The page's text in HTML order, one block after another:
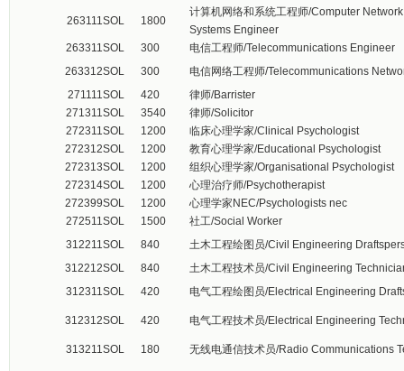
263111SOL 1800
计算机网络和系统工程师/Computer
Systems Engineer
263311SOL 300
电信工程师/Telecommunications Engineer
263312SOL 300
电信网络工程师/Telecommunications
271111SOL 420
律师/Barrister
271311SOL 3540
律师/Solicitor
272311SOL 1200
临床心理学家/Clinical Psychologist
272312SOL 1200
教育心理学家/Educational Psychologist
272313SOL 1200
组织心理学家/Organisational Psychologist
272314SOL 1200
心理治疗师/Psychotherapist
272399SOL 1200
心理学家NEC/Psychologists nec
272511SOL 1500
社工/Social Worker
312211SOL 840
土木工程绘图员/Civil Engineering
312212SOL 840
土木工程技术员/Civil Engineering
312311SOL 420 电气工程绘图员/Electrical Engineering
312312SOL 420 电气工程技术员/Electrical Engineering
313211SOL 180 无线电通信技术员/Radio Communications